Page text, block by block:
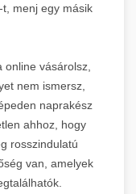
menj egy másik
vásárolsz,
nem ismersz,
naprakész
ahhoz, hogy
rosszindulatú
van, amelyek